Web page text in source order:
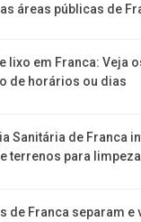
áreas públicas de
lixo em Franca: Veja
de horários ou dias
Sanitária de Franca
terrenos para limpeza
de Franca separam e